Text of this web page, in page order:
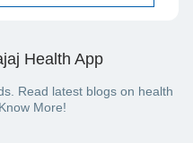
Health App
Read latest blogs on health
More!